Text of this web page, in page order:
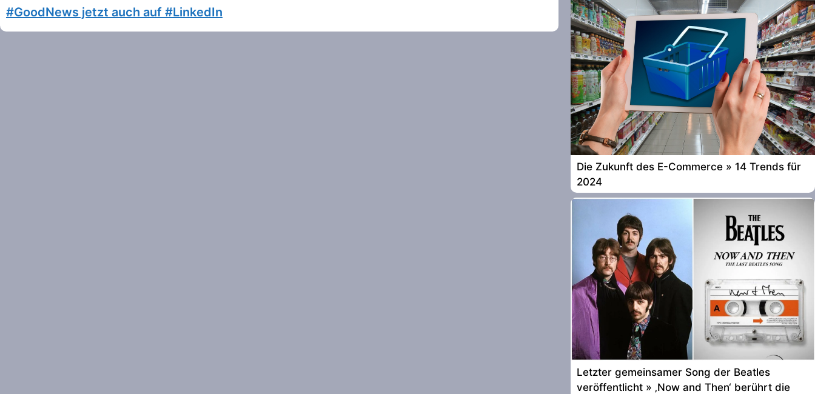
#GoodNews jetzt auch auf #LinkedIn
Die Zukunft des E-Commerce » 14 Trends für
2024
Letzter gemeinsamer Song der Beatles
veröffentlicht » ‚Now and Then‘ berührt die